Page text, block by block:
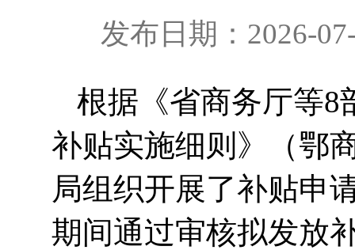
发布日期：2026-
根据《省商务厅等8
补贴实施细则》（鄂
局组织开展了补贴申
期间通过审核拟发放